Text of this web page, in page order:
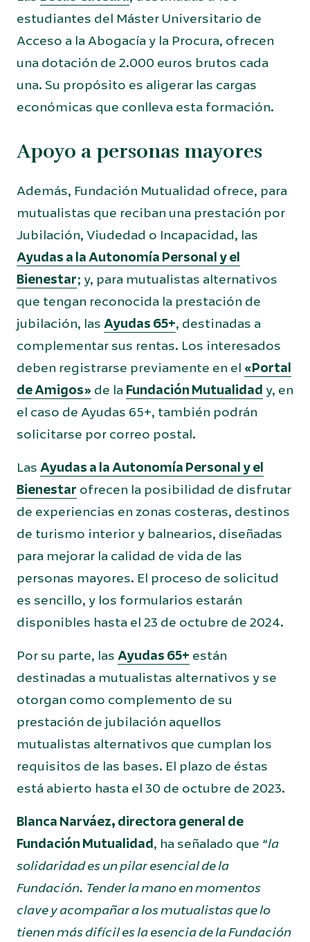
estudiantes del Máster Universitario de
Acceso a la Abogacía y la Procura, ofrecen
una dotación de 2.000 euros brutos cada
una. Su propósito es aligerar las cargas
económicas que conlleva esta formación.
Apoyo a personas mayores
Además, Fundación Mutualidad ofrece, para
mutualistas que reciban una prestación por
Jubilación, Viudedad o Incapacidad, las
Ayudas a la Autonomía Personal y el
Bienestar; y, para mutualistas alternativos
que tengan reconocida la prestación de
jubilación, las Ayudas 65+, destinadas a
complementar sus rentas. Los interesados
deben registrarse previamente en el «Portal
de Amigos» de la Fundación Mutualidad y, en
el caso de Ayudas 65+, también podrán
solicitarse por correo postal.
Las Ayudas a la Autonomía Personal y el
Bienestar ofrecen la posibilidad de disfrutar
de experiencias en zonas costeras, destinos
de turismo interior y balnearios, diseñadas
para mejorar la calidad de vida de las
personas mayores. El proceso de solicitud
es sencillo, y los formularios estarán
disponibles hasta el 23 de octubre de 2024.
Por su parte, las Ayudas 65+ están
destinadas a mutualistas alternativos y se
otorgan como complemento de su
prestación de jubilación aquellos
mutualistas alternativos que cumplan los
requisitos de las bases. El plazo de éstas
está abierto hasta el 30 de octubre de 2023.
Blanca Narváez, directora general de
Fundación Mutualidad, ha señalado que “la
solidaridad es un pilar esencial de la
Fundación. Tender la mano en momentos
clave y acompañar a los mutualistas que lo
tienen más difícil es la esencia de la Fundación